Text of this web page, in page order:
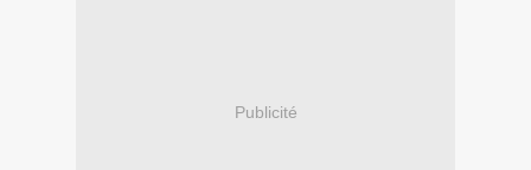
Publicité